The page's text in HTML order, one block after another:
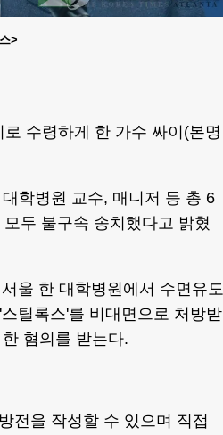
>
수령하게 한 가수 싸이(본명
학병원 교수, 매니저 등 총 6
두 불구속 송치했다고 밝혔
울 한 대학병원에서 수면유도
틸록스'를 비대면으로 처방받
혐의를 받는다.
전을 작성할 수 있으며 직접